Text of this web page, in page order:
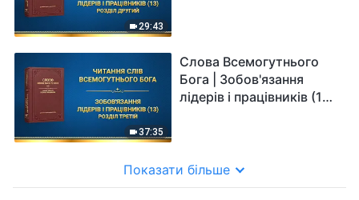
29:43
37:35
Слова Всемогутнього
Бога | Зобов'язання
лідерів і працівників (13).
Показати більше